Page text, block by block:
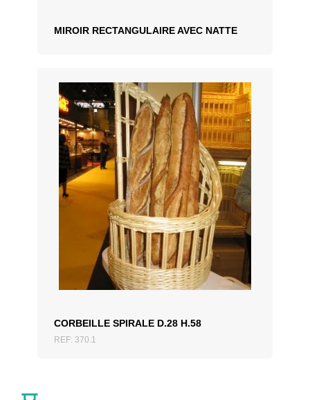
MIROIR RECTANGULAIRE AVEC NATTE
CORBEILLE SPIRALE D.28 H.58
REF: 370.1
AJOUTER AU DEVIS